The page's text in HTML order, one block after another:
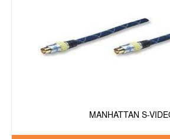
MANHATTAN S-